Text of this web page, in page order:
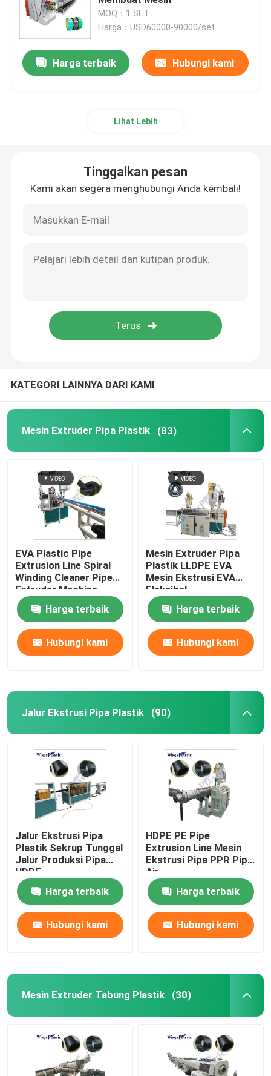
Mesin Extruder Pipa PVC
Jalur Produksi Pipa PPR
Mesin Ekstrusi Pita PET
Jalur Produksi Tali PP
Mesin Extruder Lembaran Plastik
Jalur Produksi Pipa Bergelombang PE
MOQ：1 SET
Harga：USD60000-90000/set
Harga terbaik Hubungi kami
Lihat Lebih
Tinggalkan pesan
Kami akan segera menghubungi Anda kembali!
KATEGORI LAINNYA DARI KAMI
Mesin Extruder Pipa Plastik (83)
EVA Plastic Pipe
Extrusion Line Spiral
Winding Cleaner Pipe
Extruder Machine
Harga terbaik
Hubungi kami
Mesin Extruder Pipa
Plastik LLDPE EVA
Mesin Ekstrusi EVA
Fleksibel
Harga terbaik
Hubungi kami
Jalur Ekstrusi Pipa Plastik (90)
Jalur Ekstrusi Pipa
Plastik Sekrup Tunggal
Jalur Produksi Pipa
HDPE
Harga terbaik
Hubungi kami
HDPE PE Pipe
Extrusion Line Mesin
Ekstrusi Pipa PPR Pipa
Air
Harga terbaik
Hubungi kami
Mesin Extruder Tabung Plastik (30)